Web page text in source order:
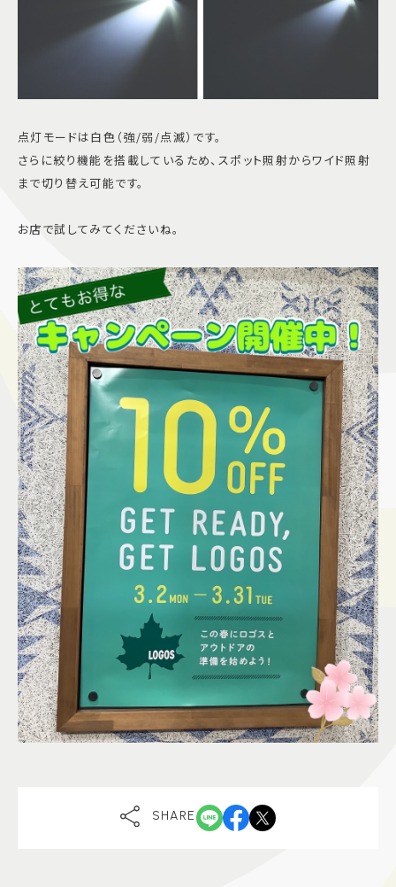
点灯モードは白色（強/弱/点滅）です。
さらに絞り機能を搭載しているため、スポット照射からワイド照射
まで切り替え可能です。
お店で試してみてくださいね。
SHARE